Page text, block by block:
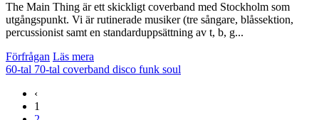
The Main Thing är ett skickligt coverband med Stockholm som
utgångspunkt. Vi är rutinerade musiker (tre sångare, blåssektion,
percussionist samt en standarduppsättning av t, b, g...
Förfrågan Läs mera
60-tal 70-tal coverband disco funk soul
‹
1